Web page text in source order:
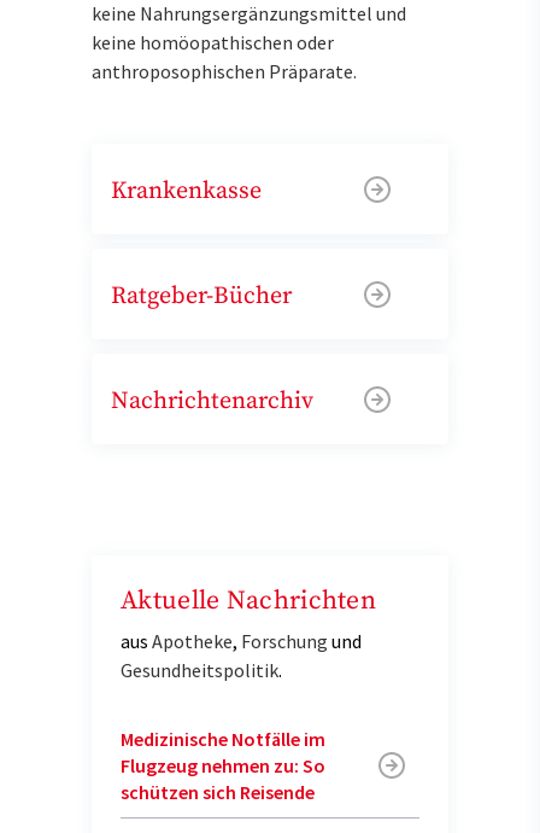
keine Nahrungsergänzungsmittel und
keine homöopathischen oder
anthroposophischen Präparate.
Krankenkasse
Ratgeber-Bücher
Nachrichtenarchiv
Aktuelle Nachrichten
aus Apotheke, Forschung und
Gesundheitspolitik.
Medizinische Notfälle im
Flugzeug nehmen zu: So
schützen sich Reisende